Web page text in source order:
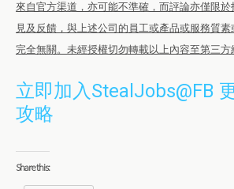
來自官方渠道，亦可能不準確，而評論亦僅限
見及反饋，與上述公司的員工或產品或服務質
完全無關。未經授權切勿轉載以上內容至第三方
立即加入StealJobs@FB
攻略
Share this: